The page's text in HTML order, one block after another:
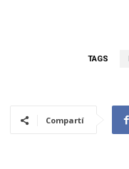
TAGS
Compartí